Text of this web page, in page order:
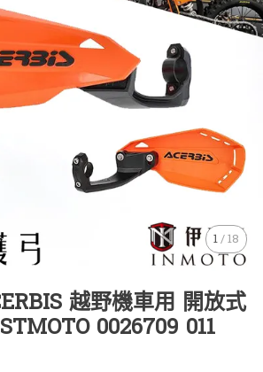
1/18
越野機車用 開放式
0026709 011